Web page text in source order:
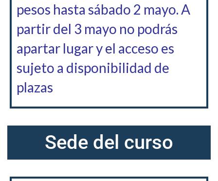
pesos hasta sábado 2 mayo. A
partir del 3 mayo no podrás
apartar lugar y el acceso es
sujeto a disponibilidad de
plazas
Sede del curso